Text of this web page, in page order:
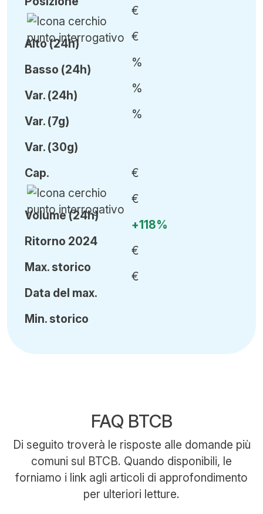
Alto (24h)
Basso (24h)
Var. (24h)
Var. (7g)
Var. (30g)
€
€
%
%
%
Cap.
Volume (24h)
Ritorno 2024
Max. storico
Data del max.
Min. storico
€
€
+118%
€
€
FAQ BTCB
Di seguito troverà le risposte alle domande più
comuni sul BTCB. Quando disponibili, le
forniamo i link agli articoli di approfondimento
per ulteriori letture.